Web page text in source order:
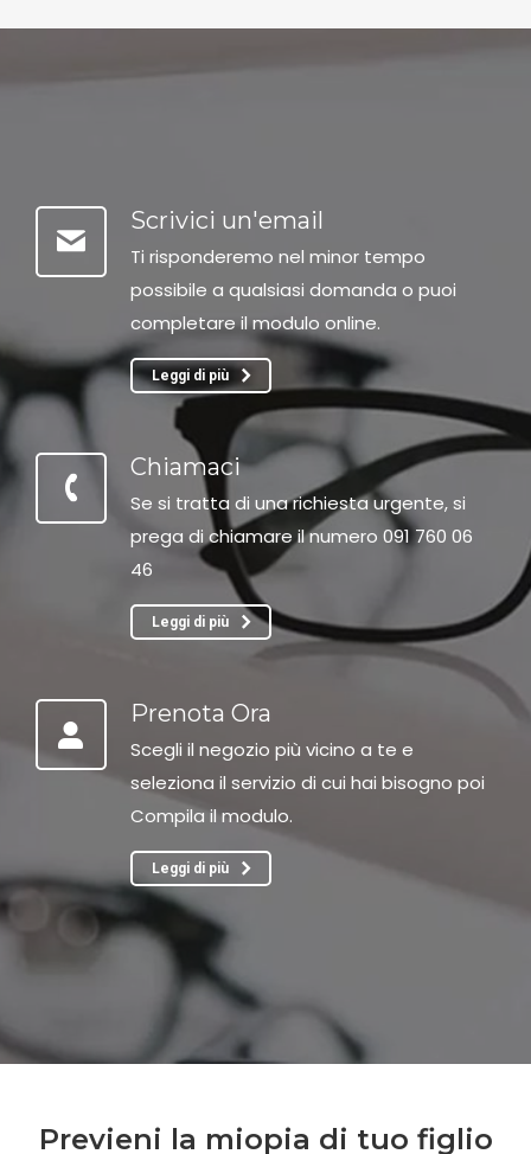
Scrivici un'email
Ti risponderemo nel minor tempo
possibile a qualsiasi domanda o puoi
completare il modulo online.
Leggi di più
Chiamaci
Se si tratta di una richiesta urgente, si
prega di chiamare il numero 091 760 06
46
Leggi di più
Prenota Ora
Scegli il negozio più vicino a te e
seleziona il servizio di cui hai bisogno poi
Compila il modulo.
Leggi di più
Previeni la miopia di tuo figlio